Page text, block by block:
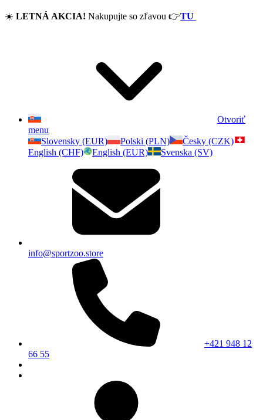
☀️ LETNÁ AKCIA! Nakupujte so zľavou 👉TU
Otvoriť
menu
Slovensky (EUR)
Polski (PLN)
Česky (CZK)
English (CHF)
English (EUR) Svenska (SV)
info@sportzoo.store
+421 948 12
66 55